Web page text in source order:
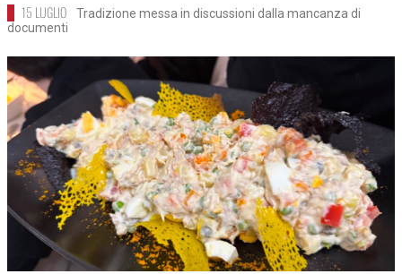
15 LUGLIO
Tradizione messa in discussioni dalla mancanza di
documenti